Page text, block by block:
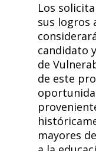
Los
sus logros
candidato
de
de este
mayores